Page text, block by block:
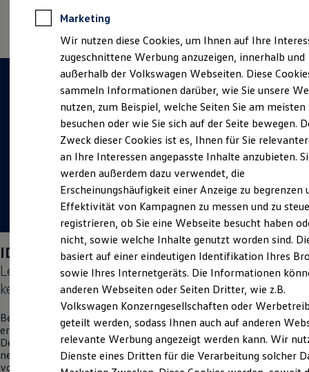
Anpfiff zum Gewinn
Elektroautos
ID. Tutorials
Elektrofahrzeugkonzepte
Reichweite
Reichweite der ID. Modelle
Reichweite im Winter
Laden
Laden unterwegs
Laden Zuhause
Ladezeitensimulator
Batterie
Sicherheit
Garantie und Lebensdauer
Nachhaltigkeit
Technologie
Kosten und Kauf
Verbrauchskosten
Kaufoptionen
E-Auto-Förderung
Software und Konnektivität
Die ID. Software 6
ID. Software Versionen und Updates
Digitale Extras
Schnittstellen zu Ihrem ID.
ID. Polo
Days am 04.09.2026:
Lernen Sie den neuen vollelektrischen ID. Polo
kennen.
Besuchen Sie uns am 04. September vor Ort in Hannover und
erleben Sie einen Tag voller Freude, Spaß und Überraschungen.
Denn wir möchten Ihnen auf diesem exklusiven Event den
neuen vollelektrischen ID. Polozum ersten Mal persönlich
vorstellen.
Marketing
Wir nutzen diese Cookies, um Ihnen auf Ihre
zugeschnittene Werbung anzuzeigen, innerhalb und
außerhalb der Volkswagen Webseiten. Diese
sammeln Informationen darüber, wie Sie unsere
nutzen, zum Beispiel, welche Seiten Sie am meisten
besuchen oder wie Sie sich auf der Seite bewegen.
Zweck dieser Cookies ist es, Ihnen für Sie
an Ihre Interessen angepasste Inhalte anzubieten.
werden außerdem dazu verwendet, die
Erscheinungshäufigkeit einer Anzeige zu begrenzen
Effektivität von Kampagnen zu messen und zu
registrieren, ob Sie eine Webseite besucht haben
nicht, sowie welche Inhalte genutzt worden sind.
basiert auf einer eindeutigen Identifikation Ihres
sowie Ihres Internetgeräts. Die Informationen
anderen Webseiten oder Seiten Dritter, wie z.B.
Volkswagen Konzerngesellschaften oder
geteilt werden, sodass Ihnen auch auf anderen
relevante Werbung angezeigt werden kann. Wir
Dienste eines Dritten für die Verarbeitung solcher